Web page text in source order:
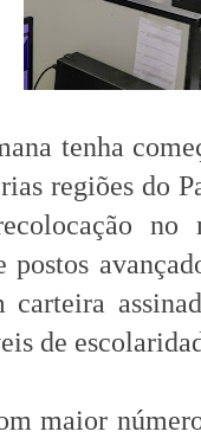
tenha
regiões do
postos
carteira
de
maior